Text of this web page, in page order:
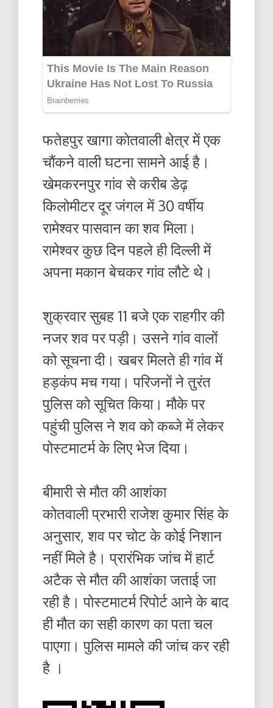
फतेहपुर खागा कोतवाली क्षेत्र में एक
चौंकने वाली घटना सामने आई है।
खेमकरनपुर गांव से करीब डेढ़
किलोमीटर दूर जंगल में 30 वर्षीय
रामेश्वर पासवान का शव मिला।
रामेश्वर कुछ दिन पहले ही दिल्ली में
अपना मकान बेचकर गांव लौटे थे।
शुक्रवार सुबह 11 बजे एक राहगीर की
नजर शव पर पड़ी। उसने गांव वालों
को सूचना दी। खबर मिलते ही गांव में
हड़कंप मच गया। परिजनों ने तुरंत
पुलिस को सूचित किया। मौके पर
पहुंची पुलिस ने शव को कब्जे में लेकर
पोस्टमाटर्म के लिए भेज दिया।
बीमारी से मौत की आशंका
कोतवाली प्रभारी राजेश कुमार सिंह के
अनुसार, शव पर चोट के कोई निशान
नहीं मिले है। प्रारंभिक जांच में हार्ट
अटैक से मौत की आशंका जताई जा
रही है। पोस्टमाटर्म रिपोर्ट आने के बाद
ही मौत का सही कारण का पता चल
पाएगा। पुलिस मामले की जांच कर रही
है ।